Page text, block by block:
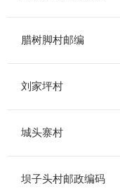
腊树脚村邮编
刘家坪村
城头寨村
坝子头村邮政编码